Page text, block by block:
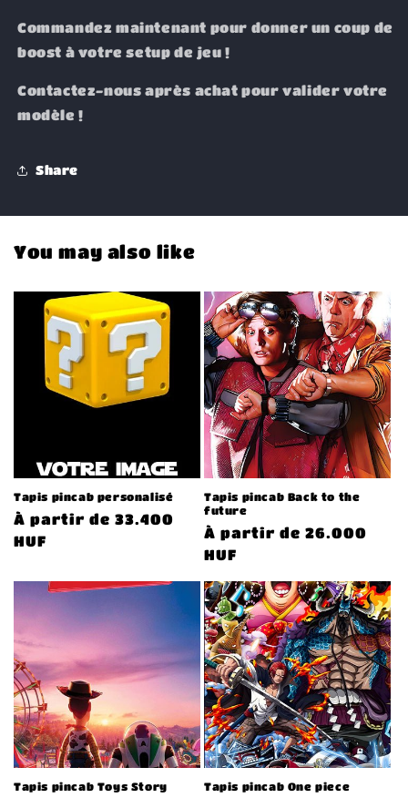
Commandez maintenant pour donner un coup de
boost à votre setup de jeu !
Contactez-nous après achat pour valider votre
modèle !
Share
You may also like
Tapis pincab personalisé
Prix
habituel
À partir de 33.400
HUF
Tapis pincab Back to the
future
Prix
habituel
À partir de 26.000
HUF
Tapis pincab Toys Story Tapis pincab One piece